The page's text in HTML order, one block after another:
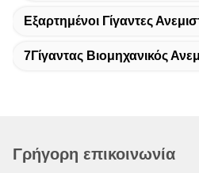
Εξαρτημένοι Γίγαντες
7Γίγαντας Βιομηχανικός
Γρήγορη επικοινωνία